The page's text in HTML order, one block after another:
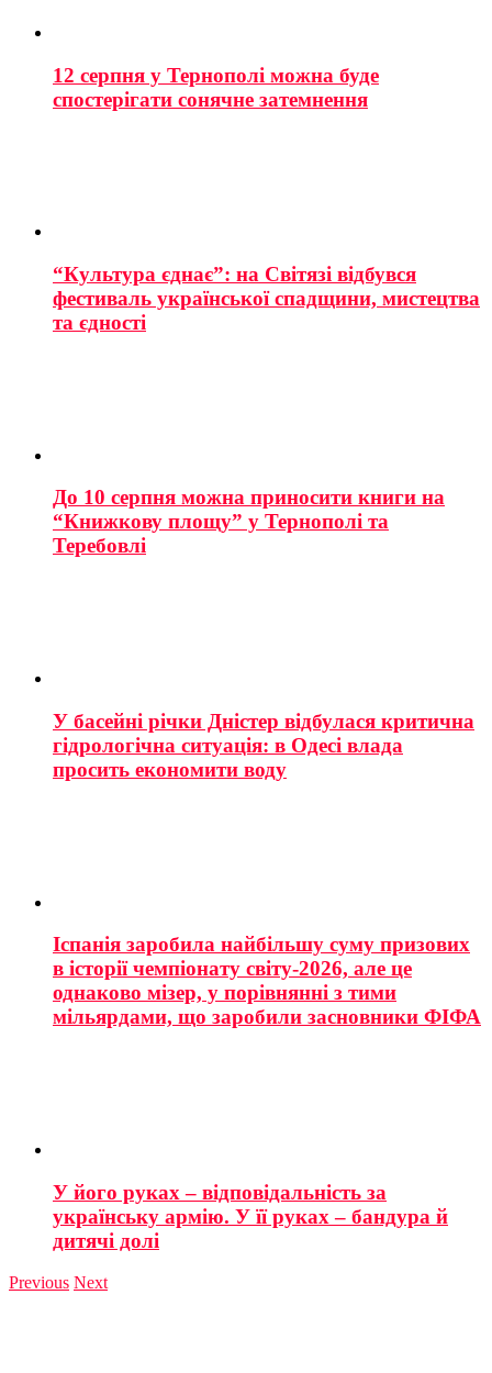
12 серпня у Тернополі можна буде
спостерігати сонячне затемнення
“Культура єднає”: на Світязі відбувся
фестиваль української спадщини, мистецтва
та єдності
До 10 серпня можна приносити книги на
“Книжкову площу” у Тернополі та
Теребовлі
У басейні річки Дністер відбулася критична
гідрологічна ситуація: в Одесі влада
просить економити воду
Іспанія заробила найбільшу суму призових
в історії чемпіонату світу-2026, але це
однаково мізер, у порівнянні з тими
мільярдами, що заробили засновники ФІФА
У його руках – відповідальність за
українську армію. У її руках – бандура й
дитячі долі
Previous Next